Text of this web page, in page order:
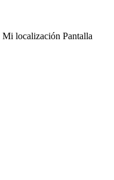
Mi localización Pantalla